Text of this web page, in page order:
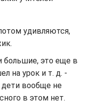
удивляются,
большие, это еще в
на урок и т. д. -
вообще не
в этом нет.